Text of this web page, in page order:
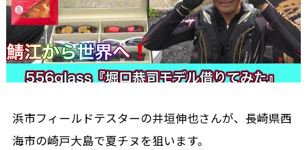
浜市フィールドテスターの井垣伸也さんが、長崎県西
海市の崎戸大島で夏チヌを狙います。